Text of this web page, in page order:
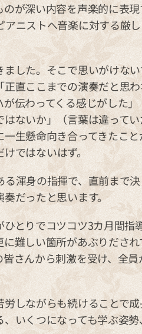
が深い内容を声楽的に表現
ニストへ音楽に対する厳
した。そこで思いがけな
直ここまでの演奏だと思
伝わってくる感じがした
ないか」（言葉は違って
生懸命向き合ってきたこ
ではないはず。
渾身の指揮で、直前まで
だったと思います。
とりでコツコツ3カ月間指
難しい箇所があぶりだされ
さんから刺激を受け、全員
しながらも続けることで
いくつになっても学ぶ姿